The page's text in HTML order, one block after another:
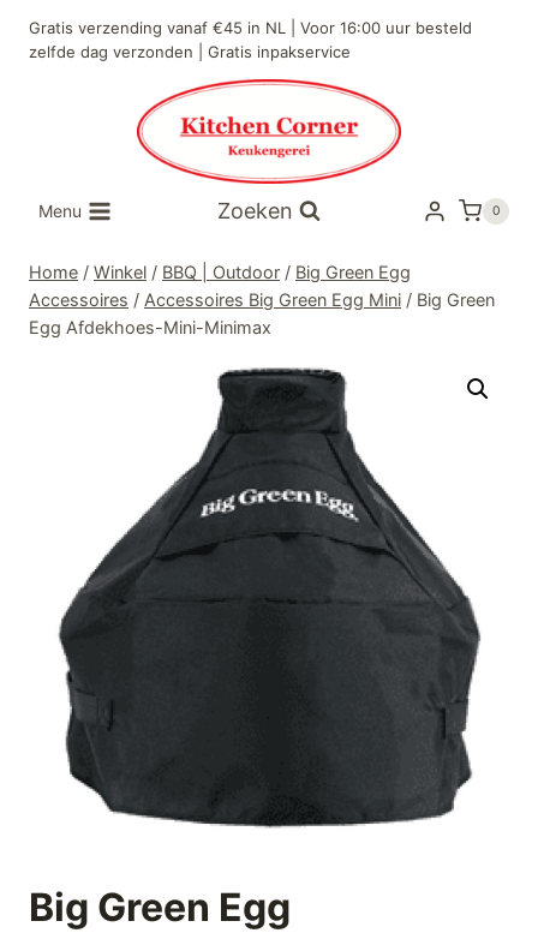
naar
Gratis verzending vanaf €45 in NL | Voor 16:00 uur besteld
zelfde dag verzonden | Gratis inpakservice
Menu Zoeken 0
Home / Winkel / BBQ | Outdoor / Big Green Egg
Accessoires / Accessoires Big Green Egg Mini / Big Green
Egg Afdekhoes-Mini-Minimax
Big Green Egg